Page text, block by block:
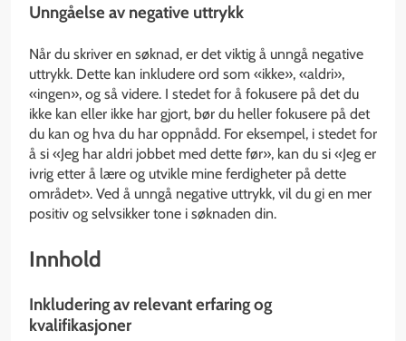
Unngåelse av negative uttrykk
Når du skriver en søknad, er det viktig å unngå negative
uttrykk. Dette kan inkludere ord som «ikke», «aldri»,
«ingen», og så videre. I stedet for å fokusere på det du
ikke kan eller ikke har gjort, bør du heller fokusere på det
du kan og hva du har oppnådd. For eksempel, i stedet for
å si «Jeg har aldri jobbet med dette før», kan du si «Jeg er
ivrig etter å lære og utvikle mine ferdigheter på dette
området». Ved å unngå negative uttrykk, vil du gi en mer
positiv og selvsikker tone i søknaden din.
Innhold
Inkludering av relevant erfaring og
kvalifikasjoner